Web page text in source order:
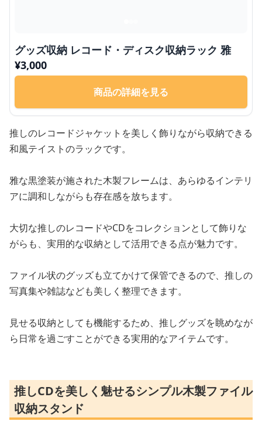
グッズ収納 レコード・ディスク収納ラック 雅
¥3,000
商品の詳細を見る
推しのレコードジャケットを美しく飾りながら収納できる
和風テイストのラックです。
雅な黒塗装が施された木製フレームは、あらゆるインテリ
アに調和しながらも存在感を放ちます。
大切な推しのレコードやCDをコレクションとして飾りな
がらも、実用的な収納として活用できる点が魅力です。
ファイル状のグッズも立てかけて保管できるので、推しの
写真集や雑誌なども美しく整理できます。
見せる収納としても機能するため、推しグッズを眺めなが
ら日常を過ごすことができる実用的なアイテムです。
推しCDを美しく魅せるシンプル木製ファイル
収納スタンド